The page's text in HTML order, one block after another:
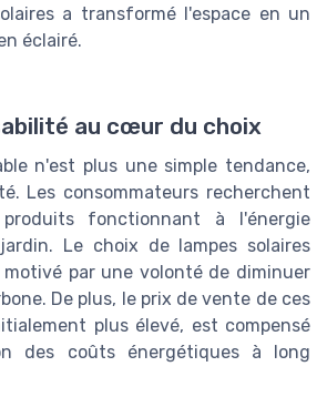
a transformé l'espace en un
éclairé.
au cœur du choix
n'est plus une simple tendance,
Les consommateurs recherchent
fonctionnant à l'énergie
Le choix de lampes solaires
motivé par une volonté de diminuer
De plus, le prix de vente de ces
plus élevé, est compensé
des coûts énergétiques à long